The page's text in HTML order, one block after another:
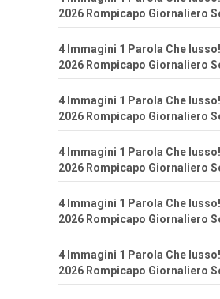
2026 Rompicapo Giornaliero
4 Immagini 1 Parola Che
2026 Rompicapo Giornaliero
4 Immagini 1 Parola Che
2026 Rompicapo Giornaliero
4 Immagini 1 Parola Che
2026 Rompicapo Giornaliero
4 Immagini 1 Parola Che
2026 Rompicapo Giornaliero
4 Immagini 1 Parola Che
2026 Rompicapo Giornaliero